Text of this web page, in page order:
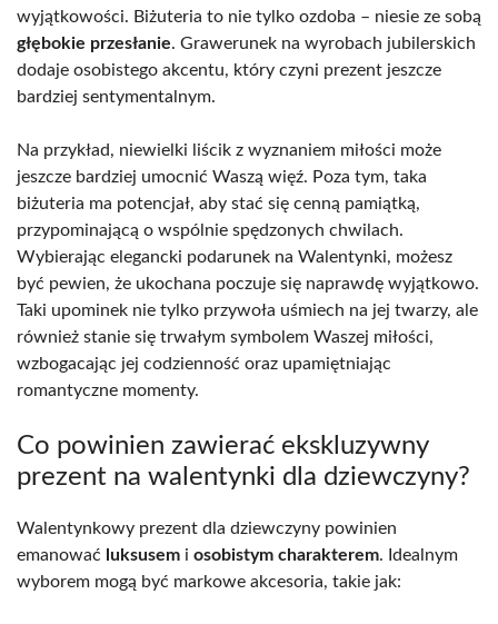
wyjątkowości. Biżuteria to nie tylko ozdoba – niesie ze sobą
głębokie przesłanie. Grawerunek na wyrobach jubilerskich
dodaje osobistego akcentu, który czyni prezent jeszcze
bardziej sentymentalnym.
Na przykład, niewielki liścik z wyznaniem miłości może
jeszcze bardziej umocnić Waszą więź. Poza tym, taka
biżuteria ma potencjał, aby stać się cenną pamiątką,
przypominającą o wspólnie spędzonych chwilach.
Wybierając elegancki podarunek na Walentynki, możesz
być pewien, że ukochana poczuje się naprawdę wyjątkowo.
Taki upominek nie tylko przywoła uśmiech na jej twarzy, ale
również stanie się trwałym symbolem Waszej miłości,
wzbogacając jej codzienność oraz upamiętniając
romantyczne momenty.
Co powinien zawierać ekskluzywny
prezent na walentynki dla dziewczyny?
Walentynkowy prezent dla dziewczyny powinien
emanować luksusem i osobistym charakterem. Idealnym
wyborem mogą być markowe akcesoria, takie jak: